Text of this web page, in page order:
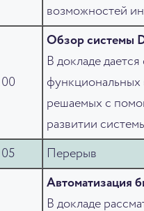
возможностей
Обзор системы
В докладе
функциональных
решаемых с
развитии
Перерыв
Автоматизация
В докладе